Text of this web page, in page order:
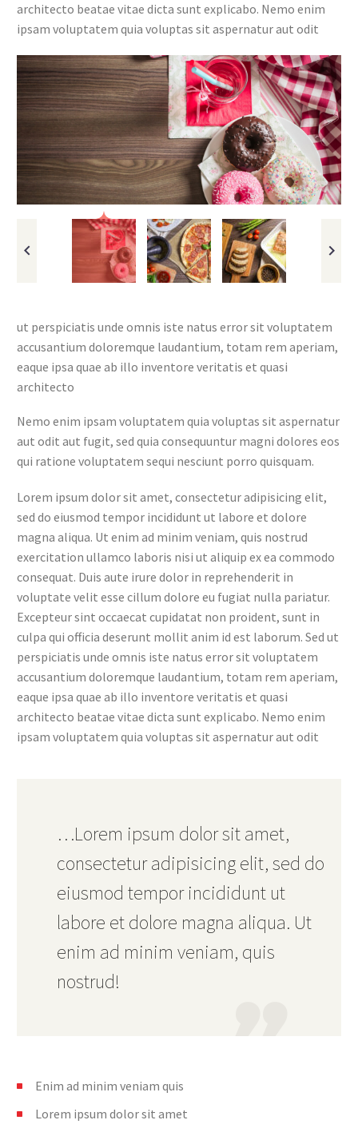
architecto beatae vitae dicta sunt explicabo. Nemo enim
ipsam voluptatem quia voluptas sit aspernatur aut odit
ut perspiciatis unde omnis iste natus error sit voluptatem
accusantium doloremque laudantium, totam rem aperiam,
eaque ipsa quae ab illo inventore veritatis et quasi
architecto
Nemo enim ipsam voluptatem quia voluptas sit aspernatur
aut odit aut fugit, sed quia consequuntur magni dolores eos
qui ratione voluptatem sequi nesciunt porro quisquam.
Lorem ipsum dolor sit amet, consectetur adipisicing elit,
sed do eiusmod tempor incididunt ut labore et dolore
magna aliqua. Ut enim ad minim veniam, quis nostrud
exercitation ullamco laboris nisi ut aliquip ex ea commodo
consequat. Duis aute irure dolor in reprehenderit in
voluptate velit esse cillum dolore eu fugiat nulla pariatur.
Excepteur sint occaecat cupidatat non proident, sunt in
culpa qui officia deserunt mollit anim id est laborum. Sed ut
perspiciatis unde omnis iste natus error sit voluptatem
accusantium doloremque laudantium, totam rem aperiam,
eaque ipsa quae ab illo inventore veritatis et quasi
architecto beatae vitae dicta sunt explicabo. Nemo enim
ipsam voluptatem quia voluptas sit aspernatur aut odit
…Lorem ipsum dolor sit amet,
consectetur adipisicing elit, sed do
eiusmod tempor incididunt ut
labore et dolore magna aliqua. Ut
enim ad minim veniam, quis
nostrud!
Enim ad minim veniam quis
Lorem ipsum dolor sit amet